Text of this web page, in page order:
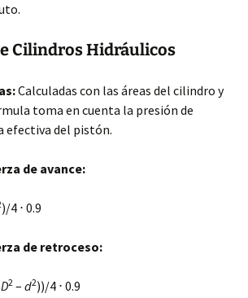
Cilindros Hidráulicos
Calculadas con las áreas del cilindro y
toma en cuenta la presión de
efectiva del pistón.
de avance:
)/4 ⋅ 0.9
de retroceso:
D2 – d2))/4 ⋅ 0.9